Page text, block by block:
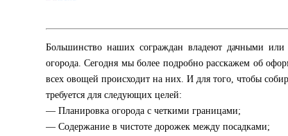
Большинство наших сограждан владеют дачными или
огорода. Сегодня мы более подробно расскажем об
всех овощей происходит на них. И для того, чтобы
требуется для следующих целей:
— Планировка огорода с четкими границами;
— Содержание в чистоте дорожек между посадками;